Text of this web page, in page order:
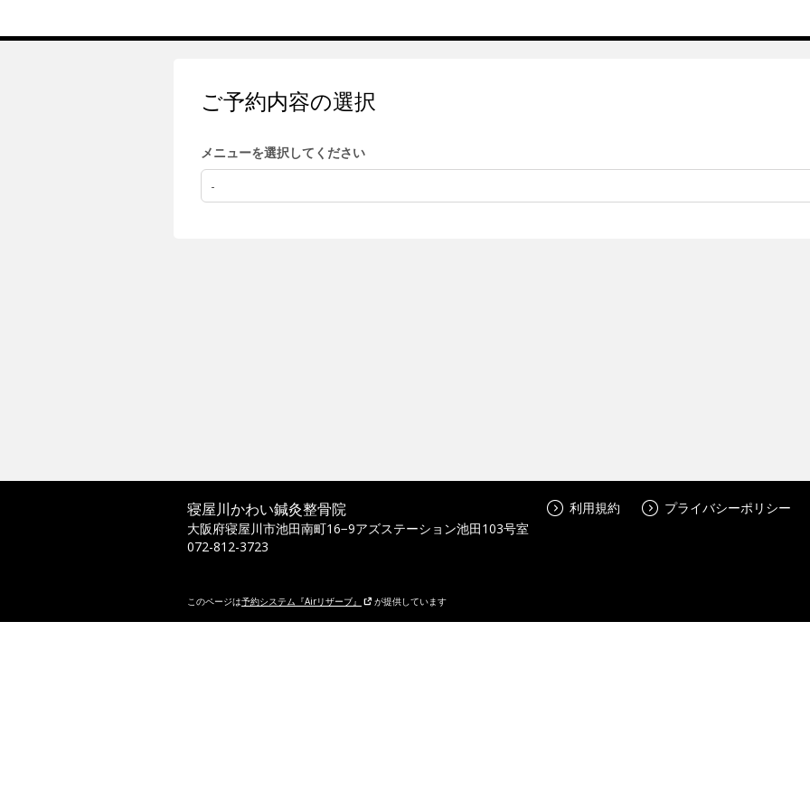
ご予約内容の選択
メニューを選択してください
-
寝屋川かわい鍼灸整骨院
大阪府寝屋川市池田南町16−9アズステーション池田103号室
072-812-3723
利用規約 プライバシーポリシー
このページは予約システム『Airリザーブ』 が提供しています